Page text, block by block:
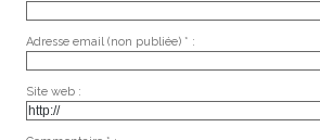
Adresse email (non publiée) * :
Site web :